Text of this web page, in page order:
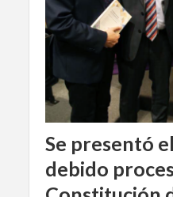
Se presentó
debido